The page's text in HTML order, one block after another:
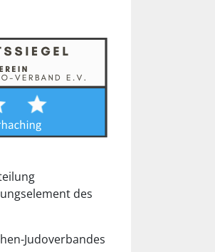
des
Judoverbandes